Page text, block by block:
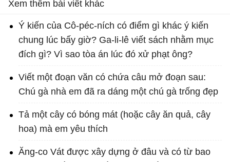
Xem thêm bài viết khác
Ý kiến của Cô-péc-ních có điểm gì khác ý kiến
chung lúc bấy giờ? Ga-li-lê viết sách nhằm mục
đích gì? Vì sao tòa án lúc đó xử phạt ông?
Viết một đoạn văn có chứa câu mở đoạn sau:
Chú gà nhà em đã ra dáng một chú gà trống đẹp
Tả một cây có bóng mát (hoặc cây ăn quả, cây
hoa) mà em yêu thích
Ăng-co Vát được xây dựng ở đâu và có từ bao